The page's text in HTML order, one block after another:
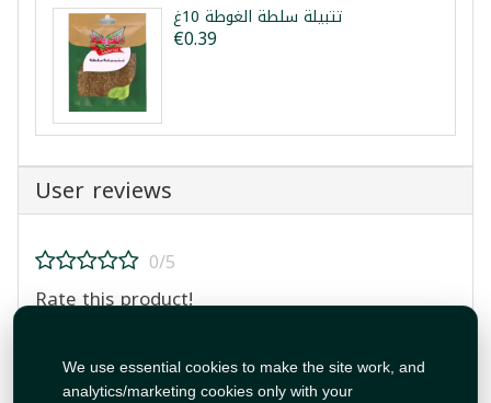
We use essential cookies to make the site work, and
analytics/marketing cookies only with your
تتبيلة سلطة الغوطة 10غ
€0.39
User reviews
0/5
Rate this product!